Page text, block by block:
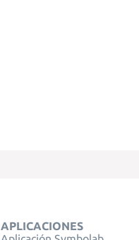
APLICACIONES